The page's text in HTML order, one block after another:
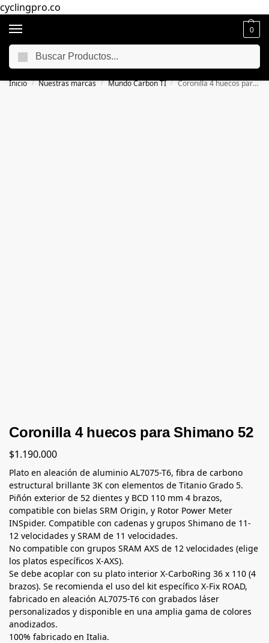
cyclingpro.co
0
🚴‍ Envío gratuito a todo Colombia por compras superiores a $250.000
Inicio / Nuestras marcas / Mundo Carbon TI / Coronilla 4 huecos para Shimano 52
Coronilla 4 huecos para Shimano 52
$1.190.000
Plato en aleación de aluminio AL7075-T6, fibra de carbono
estructural brillante 3K con elementos de Titanio Grado 5.
Piñón exterior de 52 dientes y BCD 110 mm 4 brazos,
compatible con bielas SRM Origin, y Rotor Power Meter
INSpider. Compatible con cadenas y grupos Shimano de 11-
12 velocidades y SRAM de 11 velocidades.
No compatible con grupos SRAM AXS de 12 velocidades (elige
los platos específicos X-AXS).
Se debe acoplar con su plato interior X-CarboRing 36 x 110 (4
brazos). Se recomienda el uso del kit específico X-Fix ROAD,
fabricado en aleación AL7075-T6 con grabados láser
personalizados y disponible en una amplia gama de colores
anodizados.
100% fabricado en Italia.